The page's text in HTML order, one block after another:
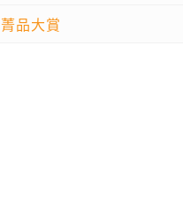
菁品大賞